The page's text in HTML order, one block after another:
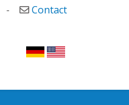
- Contact